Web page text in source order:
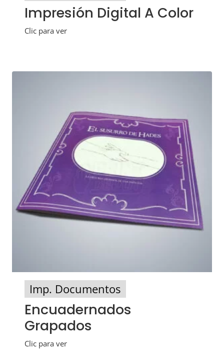
Impresión Digital A Color
Clic para ver
Imp. Documentos
Encuadernados
Grapados
Clic para ver